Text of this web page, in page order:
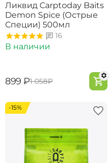
Ликвид Carptoday Baits
Demon Spice (Острые
Специи) 500мл
16
В наличии
‍899‍ ₽‍1 058‍₽
-15%